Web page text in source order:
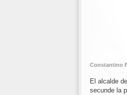
Constantino
El alcalde
secunde la